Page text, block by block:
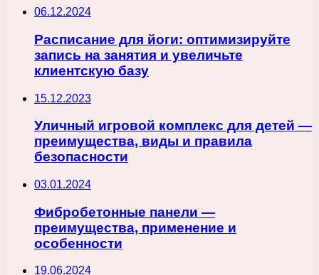
06.12.2024
Расписание для йоги: оптимизируйте
запись на занятия и увеличьте
клиентскую базу
15.12.2023
Уличный игровой комплекс для детей —
преимущества, виды и правила
безопасности
03.01.2024
Фибробетонные панели —
преимущества, применение и
особенности
19.06.2024